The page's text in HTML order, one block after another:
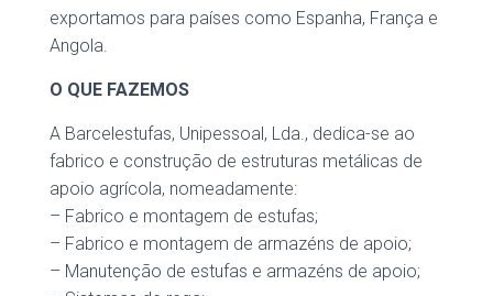
exportamos para países como Espanha, França e
Angola.
O QUE FAZEMOS
A Barcelestufas, Unipessoal, Lda., dedica-se ao
fabrico e construção de estruturas metálicas de
apoio agrícola, nomeadamente:
– Fabrico e montagem de estufas;
– Fabrico e montagem de armazéns de apoio;
– Manutenção de estufas e armazéns de apoio;